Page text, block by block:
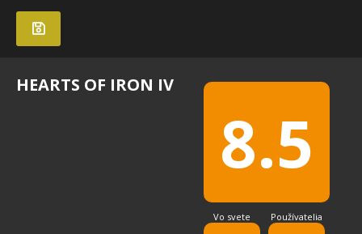
8.5
Vo svete Používatelia
HEARTS OF IRON IV